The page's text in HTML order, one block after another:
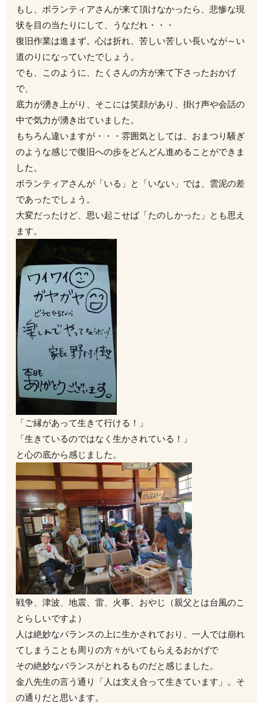
もし、ボランティアさんが来て頂けなかったら、悲惨な現
状を目の当たりにして、うなだれ・・・
復旧作業は進まず。心は折れ、苦しい苦しい長いなが～い
道のりになっていたでしょう。
でも、このように、たくさんの方が来て下さったおかげ
で、
底力が湧き上がり、そこには笑顔があり、掛け声や会話の
中で気力が湧き出ていました。
もちろん違いますが・・・雰囲気としては、おまつり騒ぎ
のような感じで復旧への歩をどんどん進めることができま
した。
ボランティアさんが「いる」と「いない」では、雲泥の差
であったでしょう。
大変だったけど、思い起こせば「たのしかった」とも思え
ます。
「ご縁があって生きて行ける！」
「生きているのではなく生かされている！」
と心の底から感じました。
戦争、津波、地震、雷、火事、おやじ（親父とは台風のこ
とらしいですよ）
人は絶妙なバランスの上に生かされており、一人では崩れ
てしまうことも周りの方々がいてもらえるおかげで
その絶妙なバランスがとれるものだと感じました。
金八先生の言う通り「人は支え合って生きています」。そ
の通りだと思います。